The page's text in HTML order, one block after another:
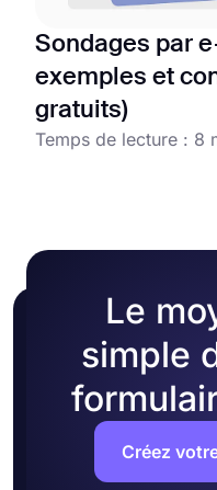
Sondages par
exemples et
gratuits)
Temps de lecture : 8
Le
simple
Créez